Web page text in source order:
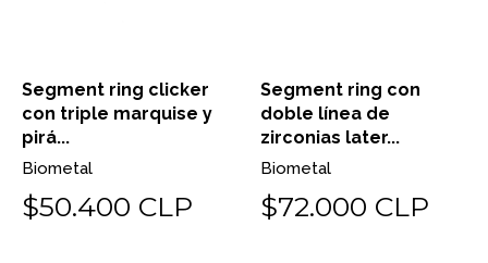
Segment ring clicker
con triple marquise y
pirá...
Biometal
$50.400 CLP
Segment ring con
doble línea de
zirconias later...
Biometal
$72.000 CLP